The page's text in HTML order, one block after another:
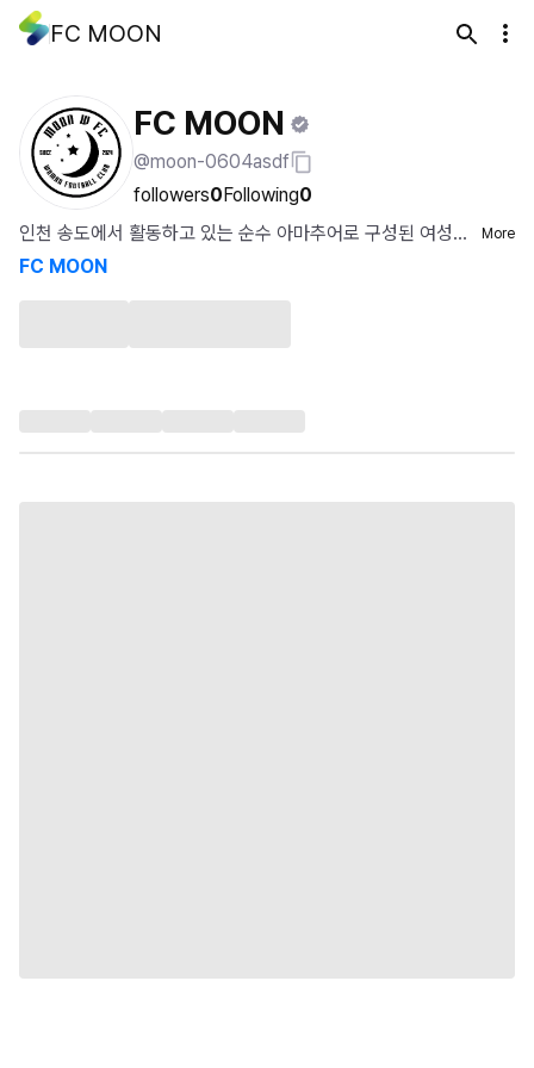
FC MOON
FC MOON
@moon-0604asdf
followers0Following0
인천 송도에서 활동하고 있는 순수 아마추어로 구성된 여성풋
살팀 FC MOON입니다....
More
FC MOON